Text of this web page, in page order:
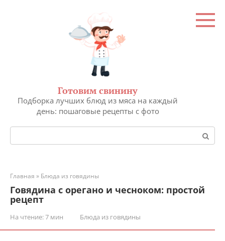
Готовим свинину
Подборка лучших блюд из мяса на каждый
день: пошаговые рецепты с фото
Поиск:
Главная » Блюда из говядины
Говядина с орегано и чесноком: простой
рецепт
На чтение:7 мин Блюда из говядины